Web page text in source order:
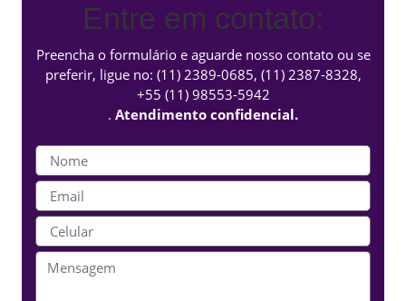
Entre em contato:
Preencha o formulário e aguarde nosso contato ou se
preferir, ligue no: (11) 2389-0685, (11) 2387-8328,
+55 (11) 98553-5942
. Atendimento confidencial.